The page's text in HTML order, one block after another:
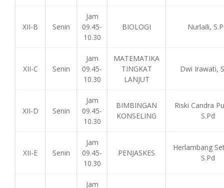
XII-B Senin
Jam
09.45-
10.30
BIOLOGI Nurlaili,
XII-C Senin
Jam
09.45-
10.30
MATEMATIKA
TINGKAT
LANJUT
Dwi Irawati,
XII-D Senin
Jam
09.45-
10.30
BIMBINGAN
KONSELING
Riski Candra
S.Pd
XII-E Senin
Jam
09.45-
10.30
PENJASKES
Herlambang
S.Pd
Jam